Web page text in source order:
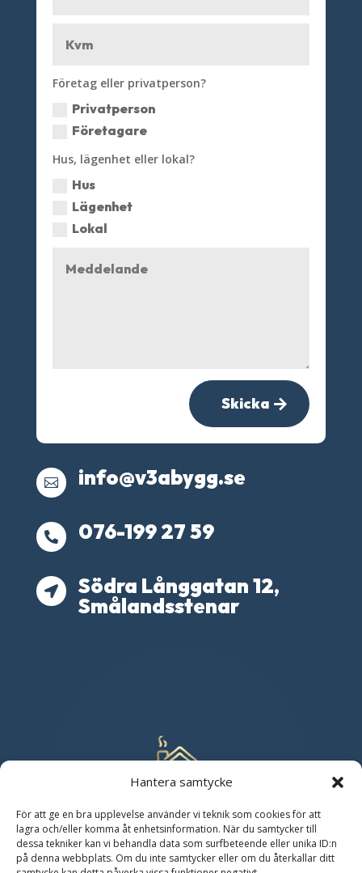
Hantera samtycke
För att ge en bra upplevelse använder vi teknik som cookies för att
lagra och/eller komma åt enhetsinformation. När du samtycker till
dessa tekniker kan vi behandla data som surfbeteende eller unika ID:n
på denna webbplats. Om du inte samtycker eller om du återkallar ditt
Företag eller privatperson?
Privatperson
Företagare
Hus, lägenhet eller lokal?
Hus
Lägenhet
Lokal
Skicka
 info@v3abygg.se
 076-199 27 59
 Södra Långgatan 12,
Smålandsstenar